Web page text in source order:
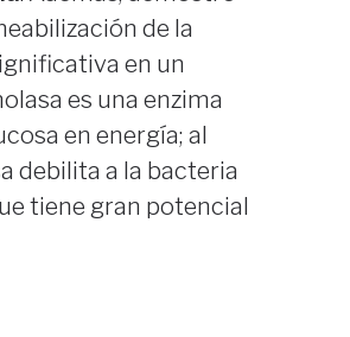
de la
en un
es una enzima
en energía; al
debilita a la bacteria
tiene gran potencial